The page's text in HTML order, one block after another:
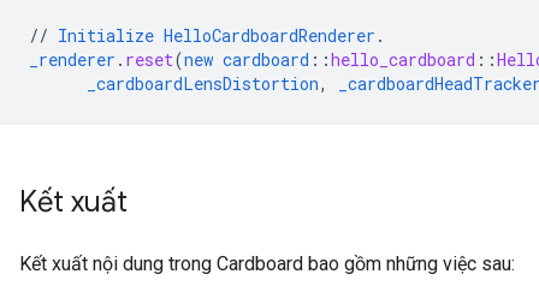
// Initialize HelloCardboardRenderer .
_renderer . reset(new cardboard ::hello_cardboard ::
_cardboardLensDistortion,
Kết xuất
Kết xuất nội dung trong Cardboard bao gồm những việc sau: